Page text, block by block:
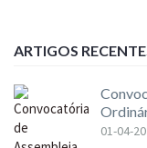
ARTIGOS
01-04-